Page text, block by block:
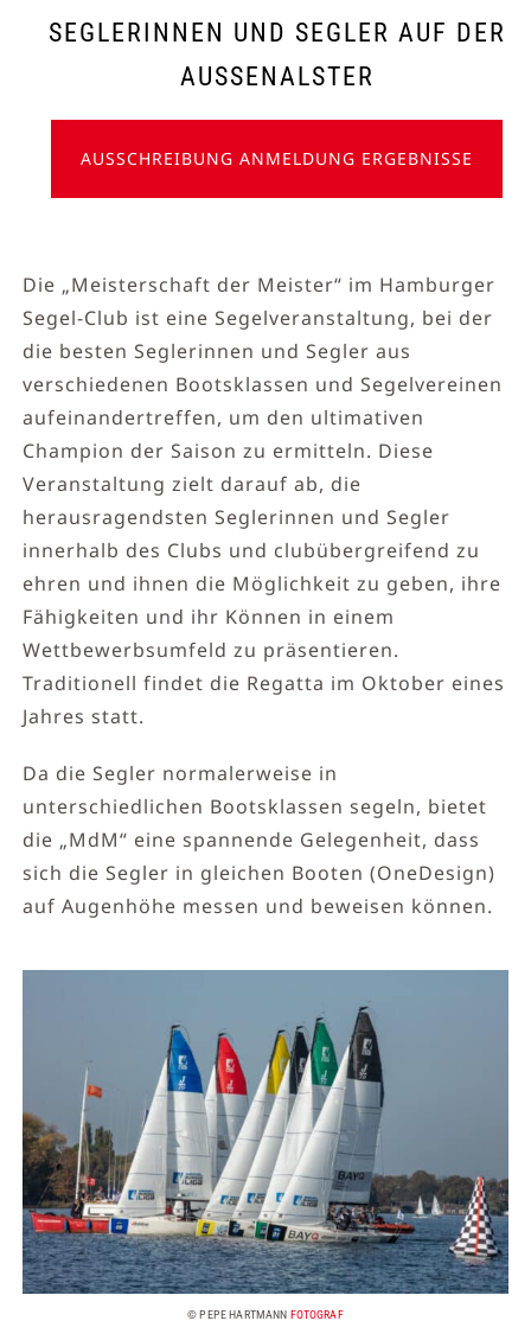
SEGLERINNEN UND SEGLER AUF DER
AUSSENALSTER
AUSSCHREIBUNG ANMELDUNG ERGEBNISSE
Die „Meisterschaft der Meister“ im Hamburger
Segel-Club ist eine Segelveranstaltung, bei der
die besten Seglerinnen und Segler aus
verschiedenen Bootsklassen und Segelvereinen
aufeinandertreffen, um den ultimativen
Champion der Saison zu ermitteln. Diese
Veranstaltung zielt darauf ab, die
herausragendsten Seglerinnen und Segler
innerhalb des Clubs und clubübergreifend zu
ehren und ihnen die Möglichkeit zu geben, ihre
Fähigkeiten und ihr Können in einem
Wettbewerbsumfeld zu präsentieren.
Traditionell findet die Regatta im Oktober eines
Jahres statt.
Da die Segler normalerweise in
unterschiedlichen Bootsklassen segeln, bietet
die „MdM“ eine spannende Gelegenheit, dass
sich die Segler in gleichen Booten (OneDesign)
auf Augenhöhe messen und beweisen können.
© PEPE HARTMANN FOTOGRAF